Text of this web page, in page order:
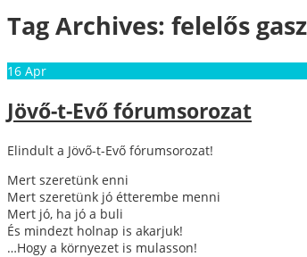
Tag Archives: felelős
16 Apr
Jövő-t-Evő fórumsorozat
Elindult a Jövő-t-Evő fórumsorozat!
Mert szeretünk enni
Mert szeretünk jó étterembe menni
Mert jó, ha jó a buli
És mindezt holnap is akarjuk!
…Hogy a környezet is mulasson!